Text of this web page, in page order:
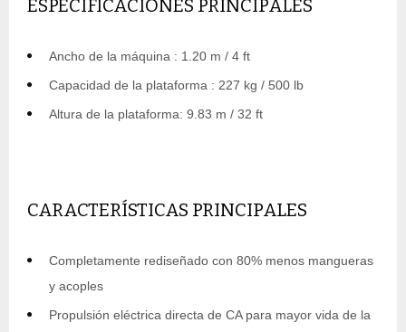
ESPECIFICACIONES PRINCIPALES
Ancho de la máquina : 1.20 m / 4 ft
Capacidad de la plataforma : 227 kg / 500 lb
Altura de la plataforma: 9.83 m / 32 ft
CARACTERÍSTICAS PRINCIPALES
Completamente rediseñado con 80% menos mangueras
y acoples
Propulsión eléctrica directa de CA para mayor vida de la